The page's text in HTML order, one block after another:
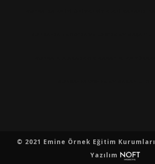
© 2021 Emine Örnek Eğitim Kurumları
Yazılım